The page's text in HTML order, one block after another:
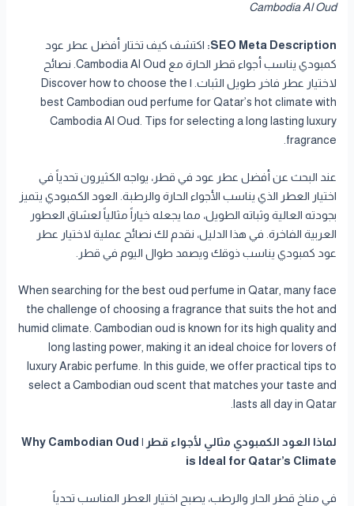
Cambodia Al Oud
SEO Meta Description: اكتشف كيف تختار أفضل عطر عود
كمبودي يناسب أجواء قطر الحارة مع Cambodia Al Oud. نصائح
لاختيار عطر فاخر طويل الثبات. | Discover how to choose the
best Cambodian oud perfume for Qatar’s hot climate with
Cambodia Al Oud. Tips for selecting a long lasting luxury
fragrance.
عند البحث عن أفضل عطر عود في قطر، يواجه الكثيرون تحدياً في
اختيار العطر الذي يناسب الأجواء الحارة والرطبة. العود الكمبودي يتميز
بجودته العالية وثباته الطويل، مما يجعله خياراً مثالياً لعشاق العطور
العربية الفاخرة. في هذا الدليل، نقدم لك نصائح عملية لاختيار عطر
عود كمبودي يناسب ذوقك ويصمد طوال اليوم في قطر.
When searching for the best oud perfume in Qatar, many face
the challenge of choosing a fragrance that suits the hot and
humid climate. Cambodian oud is known for its high quality and
long lasting power, making it an ideal choice for lovers of
luxury Arabic perfume. In this guide, we offer practical tips to
select a Cambodian oud scent that matches your taste and
lasts all day in Qatar.
لماذا العود الكمبودي مثالي لأجواء قطر | Why Cambodian Oud
is Ideal for Qatar’s Climate
في مناخ قطر الحار والرطب، يصبح اختيار العطر المناسب تحدياً